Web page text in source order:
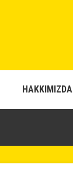
HAKKIMIZDA